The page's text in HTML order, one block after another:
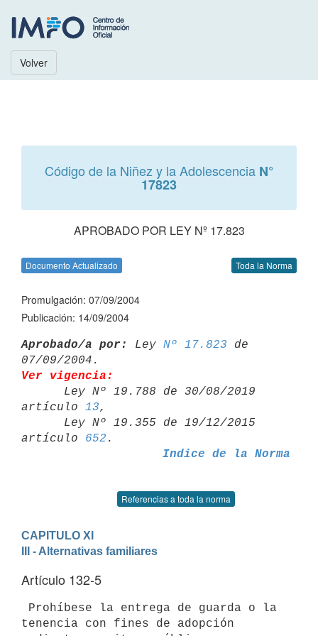
Volver
Código de la Niñez y la Adolescencia N°
17823
APROBADO POR LEY Nº 17.823
Documento Actualizado Toda la Norma
Promulgación: 07/09/2004
Publicación: 14/09/2004
Aprobado/a por: Ley Nº 17.823 de
Ver vigencia:
artículo 13,
artículo 652
Indice de la Norma
Referencias a toda la norma
CAPITULO XI
III - Alternativas familiares
Artículo 132-5
tenencia con fines de adopción